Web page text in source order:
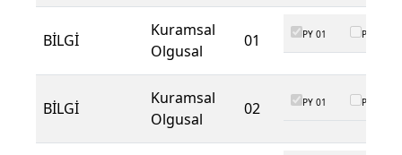
BİLGİ
Kuramsal
Olgusal
01 PY 01 PY 02
BİLGİ
Kuramsal
Olgusal
02 PY 01 PY 02